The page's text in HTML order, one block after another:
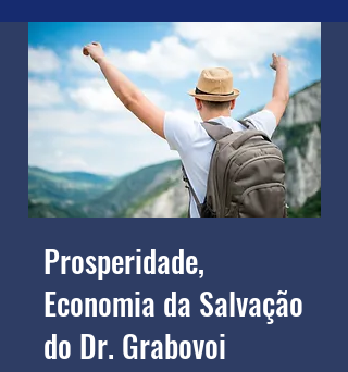
Prosperidade,
Economia da Salvação
do Dr. Grabovoi